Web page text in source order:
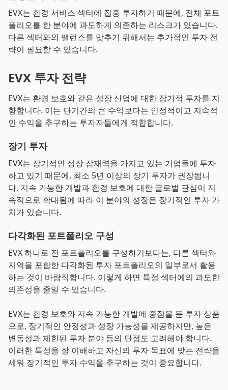
EVX는 환경 서비스 섹터에 집중 투자하기 때문에, 전체 포트
폴리오를 한 분야에 과도하게 의존하는 리스크가 있습니다.
다른 섹터와의 밸런스를 맞추기 위해서는 추가적인 투자 전
략이 필요할 수 있습니다.
EVX 투자 전략
EVX는 환경 보호와 같은 성장 산업에 대한 장기적 투자를 지
향합니다. 이는 단기간의 큰 수익보다는 안정적이고 지속적
인 수익을 추구하는 투자자들에게 적합합니다.
장기 투자
EVX는 장기적인 성장 잠재력을 가지고 있는 기업들에 투자
하고 있기 때문에, 최소 5년 이상의 장기 투자가 권장됩니
다. 지속 가능한 개발과 환경 보호에 대한 글로벌 관심이 지
속적으로 확대됨에 따라 이 분야의 성장은 장기적인 투자 가
치가 있습니다.
다각화된 포트폴리오 구성
EVX 하나로 전 포트폴리오를 구성하기보다는, 다른 섹터와
지역을 포함한 다각화된 투자 포트폴리오의 일부로서 활용
하는 것이 바람직합니다. 이렇게 하면 특정 섹터에의 과도한
의존성을 줄일 수 있습니다.
EVX는 환경 보호와 지속 가능한 개발에 중점을 둔 투자 상품
으로, 장기적인 안정성과 성장 가능성을 제공하지만, 높은
변동성과 제한된 투자 분야 등의 단점도 고려해야 합니다.
이러한 특성을 잘 이해하고 자신의 투자 목표에 맞는 전략을
세워 장기적인 투자 수익을 추구하는 것이 중요합니다.